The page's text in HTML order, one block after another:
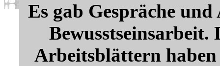
Es gab Gespräche
Arbeitsblättern